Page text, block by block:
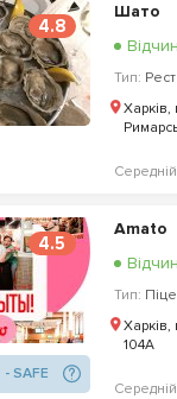
4.8
Шато
Тип:
Харків,
4.5
SAFE
Amato
Тип:
Харків,
104А